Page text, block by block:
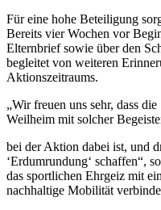
Für eine hohe Beteiligung
Bereits vier Wochen vor
Elternbrief sowie über den
begleitet von weiteren
Aktionszeitraums.
„Wir freuen uns sehr, dass
Weilheim mit solcher
bei der Aktion dabei ist, und
‘Erdumrundung‘ schaffen“,
das sportlichen Ehrgeiz mit
nachhaltige Mobilität